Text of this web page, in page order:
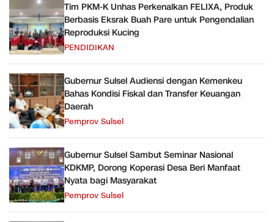
Tim PKM-K Unhas Perkenalkan FELIXA, Produk
Berbasis Eksrak Buah Pare untuk Pengendalian
Reproduksi Kucing
PENDIDIKAN
Gubernur Sulsel Audiensi dengan Kemenkeu
Bahas Kondisi Fiskal dan Transfer Keuangan
Daerah
Pemprov Sulsel
Gubernur Sulsel Sambut Seminar Nasional
KDKMP, Dorong Koperasi Desa Beri Manfaat
Nyata bagi Masyarakat
Pemprov Sulsel